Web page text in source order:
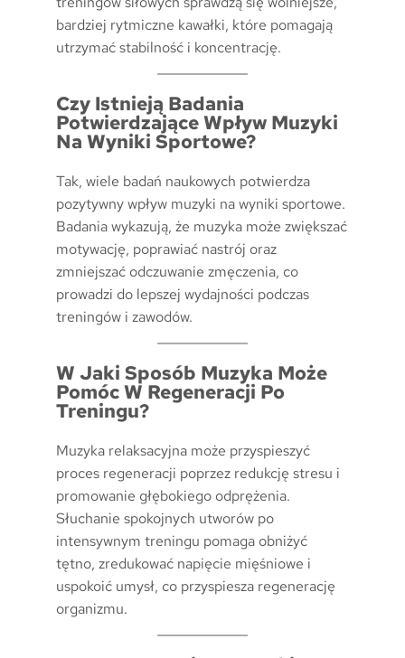
bardziej rytmiczne kawałki, które pomagają
utrzymać stabilność i koncentrację.
Czy Istnieją Badania
Potwierdzające Wpływ Muzyki
Na Wyniki Sportowe?
Tak, wiele badań naukowych potwierdza
pozytywny wpływ muzyki na wyniki sportowe.
Badania wykazują, że muzyka może zwiększać
motywację, poprawiać nastrój oraz
zmniejszać odczuwanie zmęczenia, co
prowadzi do lepszej wydajności podczas
treningów i zawodów.
W Jaki Sposób Muzyka Może
Pomóc W Regeneracji Po
Treningu?
Muzyka relaksacyjna może przyspieszyć
proces regeneracji poprzez redukcję stresu i
promowanie głębokiego odprężenia.
Słuchanie spokojnych utworów po
intensywnym treningu pomaga obniżyć
tętno, zredukować napięcie mięśniowe i
uspokoić umysł, co przyspiesza regenerację
organizmu.